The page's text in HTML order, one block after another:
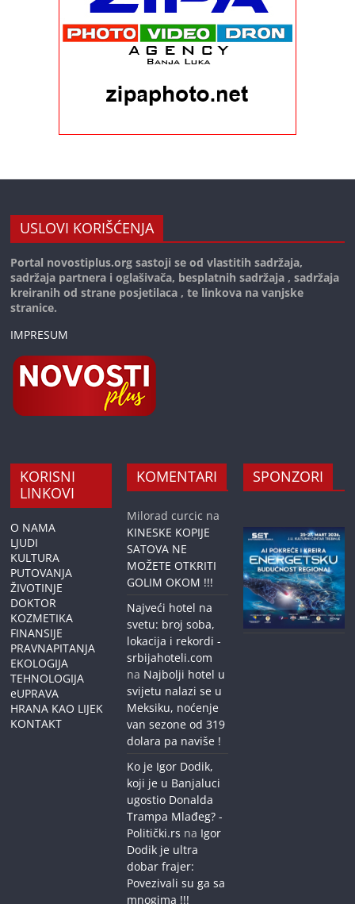
USLOVI KORIŠĆENJA
Portal novostiplus.org sastoji se od vlastitih sadržaja,
sadržaja partnera i oglašivača, besplatnih sadržaja , sadržaja
kreiranih od strane posjetilaca , te linkova na vanjske
stranice.
IMPRESUM
KORISNI
LINKOVI
O NAMA
LJUDI
KULTURA
PUTOVANJA
ŽIVOTINJE
DOKTOR
KOZMETIKA
FINANSIJE
PRAVNAPITANJA
EKOLOGIJA
TEHNOLOGIJA
eUPRAVA
HRANA KAO LIJEK
KONTAKT
KOMENTARI
Milorad curcic na
KINESKE KOPIJE
SATOVA NE
MOŽETE OTKRITI
GOLIM OKOM !!!
Najveći hotel na
svetu: broj soba,
lokacija i rekordi -
srbijahoteli.com
na Najbolji hotel u
svijetu nalazi se u
Meksiku, noćenje
van sezone od 319
dolara pa naviše !
Ko je Igor Dodik,
koji je u Banjaluci
ugostio Donalda
Trampa Mlađeg? -
Politički.rs na Igor
Dodik je ultra
dobar frajer:
Povezivali su ga sa
mnogima !!!
SPONZORI